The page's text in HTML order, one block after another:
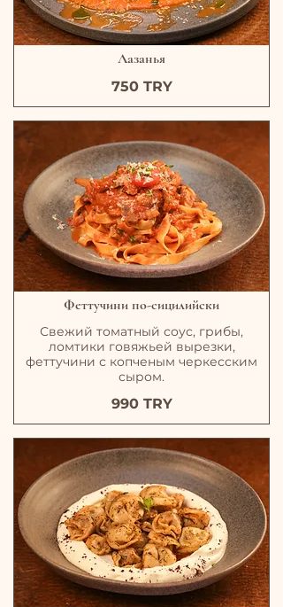
Лазанья
750 TRY
Феттучини по-сицилийски
Свежий томатный соус, грибы,
ломтики говяжьей вырезки,
феттучини с копченым черкесским
сыром.
990 TRY